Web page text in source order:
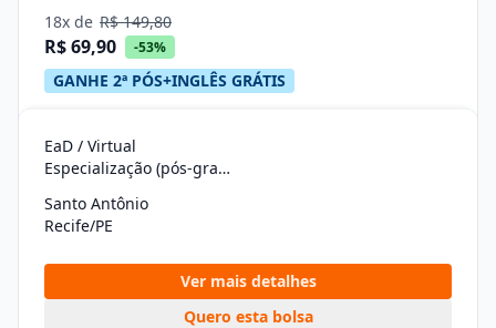
18x de R$ 149,80
R$ 69,90 -53%
GANHE 2ª PÓS+INGLÊS GRÁTIS
EaD / Virtual
Especialização (pós-graduação)
Santo Antônio
Recife/PE
Ver mais detalhes
Quero esta bolsa